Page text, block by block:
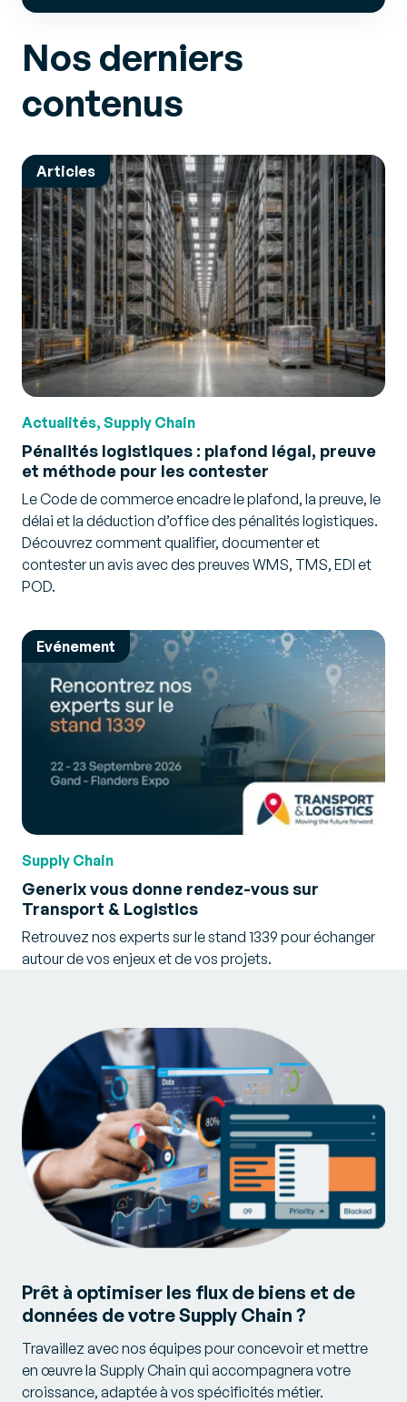
Nos derniers
contenus
Articles
Actualités, Supply Chain
Pénalités logistiques : plafond légal, preuve
et méthode pour les contester
Le Code de commerce encadre le plafond, la preuve, le
délai et la déduction d’office des pénalités logistiques.
Découvrez comment qualifier, documenter et
contester un avis avec des preuves WMS, TMS, EDI et
POD.
Evénement
Supply Chain
Generix vous donne rendez-vous sur
Transport & Logistics
Retrouvez nos experts sur le stand 1339 pour échanger
autour de vos enjeux et de vos projets.
Prêt à optimiser les flux de biens et de
données de votre Supply Chain ?
Travaillez avec nos équipes pour concevoir et mettre
en œuvre la Supply Chain qui accompagnera votre
croissance, adaptée à vos spécificités métier.